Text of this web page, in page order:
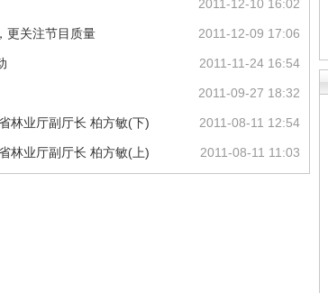
2011-12-10 16:02
2011-12-09 17:06
更关注节目质量
2011-11-24 16:54
2011-09-27 18:32
2011-08-11 12:54
林业厅副厅长 柏方敏(下)
2011-08-11 11:03
林业厅副厅长 柏方敏(上)